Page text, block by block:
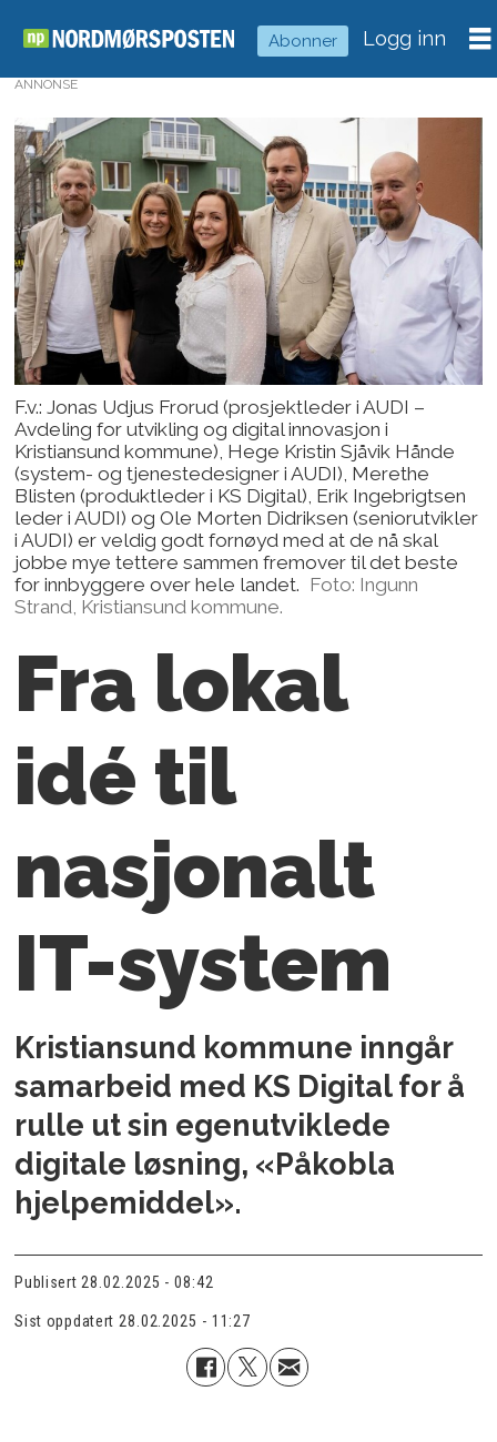
Abonner Logg inn
ANNONSE
F.v.: Jonas Udjus Frorud (prosjektleder i AUDI –
Avdeling for utvikling og digital innovasjon i
Kristiansund kommune), Hege Kristin Sjåvik Hånde
(system- og tjenestedesigner i AUDI), Merethe
Blisten (produktleder i KS Digital), Erik Ingebrigtsen
leder i AUDI) og Ole Morten Didriksen (seniorutvikler
i AUDI) er veldig godt fornøyd med at de nå skal
jobbe mye tettere sammen fremover til det beste
for innbyggere over hele landet. Foto: Ingunn
Strand, Kristiansund kommune.
Fra lokal
idé til
nasjonalt
IT-system
Kristiansund kommune inngår
samarbeid med KS Digital for å
rulle ut sin egenutviklede
digitale løsning, «Påkobla
hjelpemiddel».
Publisert 28.02.2025 - 08:42
Sist oppdatert 28.02.2025 - 11:27